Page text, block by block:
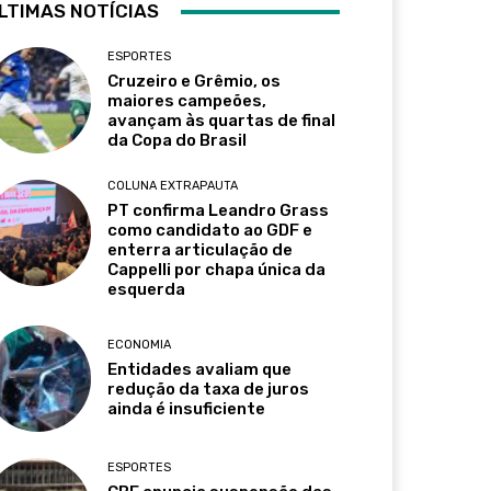
NOTÍCIAS
ESPORTES
Cruzeiro e Grêmio, os
maiores campeões,
avançam às quartas de final
da Copa do Brasil
COLUNA EXTRAPAUTA
PT confirma Leandro Grass
como candidato ao GDF e
enterra articulação de
Cappelli por chapa única da
esquerda
ECONOMIA
Entidades avaliam que
redução da taxa de juros
ainda é insuficiente
ESPORTES